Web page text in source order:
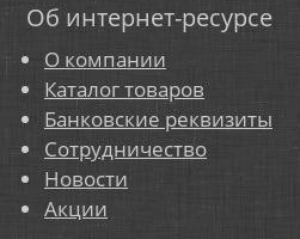
Об интернет-ресурсе
О компании
Каталог товаров
Банковские реквизиты
Сотрудничество
Новости
Акции